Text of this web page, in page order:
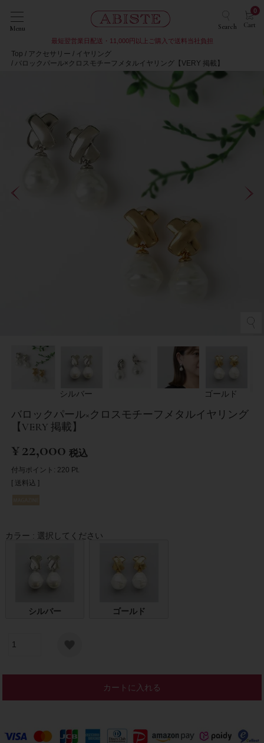
Menu Search Cart
0
最短翌営業日配送・11,000円以上ご購入で送料当社負担
Top アクセサリー
イヤリング
バロックパール×クロスモチーフメタルイヤリング【VERY 掲載】
シルバー ゴールド
バロックパール×クロスモチーフメタルイヤリング
【VERY 掲載】
¥22,000 税込
付与ポイント: 220 Pt.
送料込
カラー 選択してください
シルバー ゴールド
カートに入れる